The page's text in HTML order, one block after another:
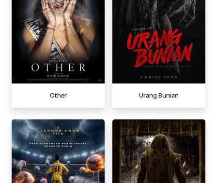
Other Urang Bunian